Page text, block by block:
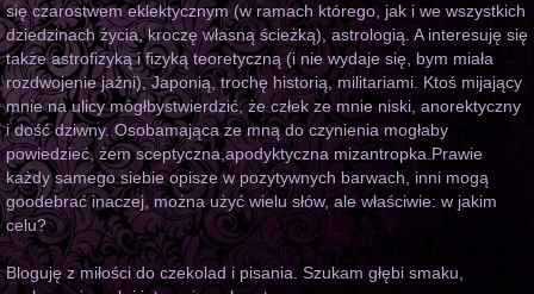
się czarostwem eklektycznym (w ramach którego, jak i we wszystkich
dziedzinach życia, kroczę własną ścieżką), astrologią. A interesuję się
także astrofizyką i fizyką teoretyczną (i nie wydaje się, bym miała
rozdwojenie jaźni), Japonią, trochę historią, militariami. Ktoś mijający
mnie na ulicy mógłbystwierdzić, że człek ze mnie niski, anorektyczny
i dość dziwny. Osobamająca ze mną do czynienia mogłaby
powiedzieć, żem sceptyczna,apodyktyczna mizantropka.Prawie
każdy samego siebie opisze w pozytywnych barwach, inni mogą
goodebrać inaczej, można użyć wielu słów, ale właściwie: w jakim
celu?
Bloguję z miłości do czekolad i pisania. Szukam głębi smaku,